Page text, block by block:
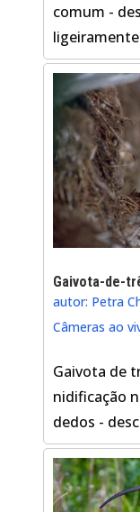
comum -
Gaivota-de-
autor: Petra
Câmeras ao
Gaivota de
nidificação
dedos -